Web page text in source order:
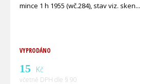
mince 1 h 1955 (wč.284), stav viz. sken
VYPRODÁNO
15 Kč
včetně DPH dle § 90